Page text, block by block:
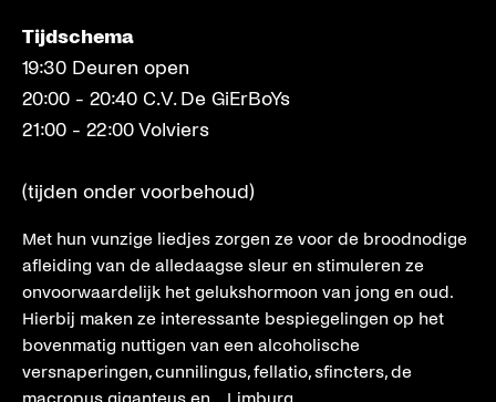
Tijdschema
19:30 Deuren open
20:00 - 20:40 C.V. De GiErBoYs
21:00 - 22:00 Volviers
(tijden onder voorbehoud)
Met hun vunzige liedjes zorgen ze voor de broodnodige
afleiding van de alledaagse sleur en stimuleren ze
onvoorwaardelijk het gelukshormoon van jong en oud.
Hierbij maken ze interessante bespiegelingen op het
bovenmatig nuttigen van een alcoholische
versnaperingen, cunnilingus, fellatio, sfincters, de
macropus giganteus en… Limburg.